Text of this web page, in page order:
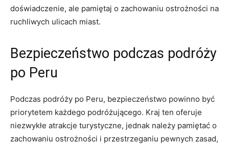
doświadczenie, ⁤ale pamiętaj o⁢ zachowaniu ostrożności na
ruchliwych ulicach miast.
Bezpieczeństwo podczas podróży
po Peru
Podczas podróży po Peru, bezpieczeństwo powinno być
priorytetem każdego podróżującego. Kraj ten oferuje
niezwykłe‍ atrakcje turystyczne, jednak należy pamiętać o
⁢zachowaniu ⁣ostrożności i przestrzeganiu⁤ pewnych zasad,